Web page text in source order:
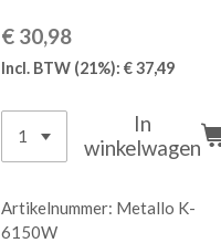
€ 30,98
Incl. BTW (21%): € 37,49
In
winkelwagen
Artikelnummer: Metallo K-
6150W